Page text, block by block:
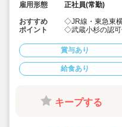
雇用形態
正社員(常勤)
おすすめ
ポイント
◇JR線・東急東
◇武蔵小杉の認可
◇研修や、福利厚
◇転居の補助、実
（地方出身者を
助）地方出身者
◇「オトナな保
◇子供たち一人
◇おいしい給食あ
◇引越し費用、
賞与あり
給食あり
キープする